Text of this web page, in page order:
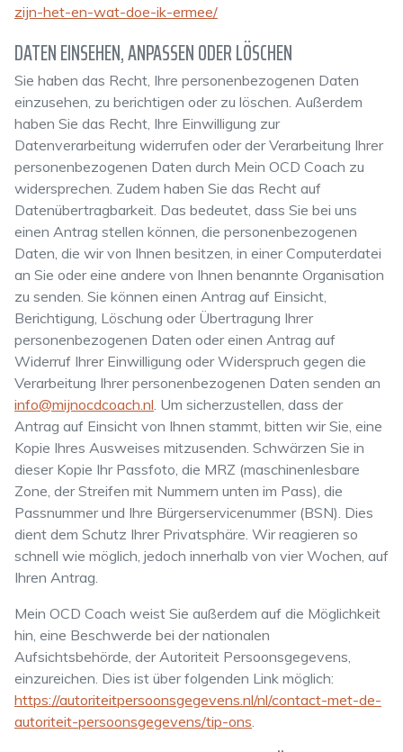
zijn-het-en-wat-doe-ik-ermee/
DATEN EINSEHEN, ANPASSEN ODER LÖSCHEN
Sie haben das Recht, Ihre personenbezogenen Daten
einzusehen, zu berichtigen oder zu löschen. Außerdem
haben Sie das Recht, Ihre Einwilligung zur
Datenverarbeitung widerrufen oder der Verarbeitung Ihrer
personenbezogenen Daten durch Mein OCD Coach zu
widersprechen. Zudem haben Sie das Recht auf
Datenübertragbarkeit. Das bedeutet, dass Sie bei uns
einen Antrag stellen können, die personenbezogenen
Daten, die wir von Ihnen besitzen, in einer Computerdatei
an Sie oder eine andere von Ihnen benannte Organisation
zu senden. Sie können einen Antrag auf Einsicht,
Berichtigung, Löschung oder Übertragung Ihrer
personenbezogenen Daten oder einen Antrag auf
Widerruf Ihrer Einwilligung oder Widerspruch gegen die
Verarbeitung Ihrer personenbezogenen Daten senden an
info@mijnocdcoach.nl. Um sicherzustellen, dass der
Antrag auf Einsicht von Ihnen stammt, bitten wir Sie, eine
Kopie Ihres Ausweises mitzusenden. Schwärzen Sie in
dieser Kopie Ihr Passfoto, die MRZ (maschinenlesbare
Zone, der Streifen mit Nummern unten im Pass), die
Passnummer und Ihre Bürgerservicenummer (BSN). Dies
dient dem Schutz Ihrer Privatsphäre. Wir reagieren so
schnell wie möglich, jedoch innerhalb von vier Wochen, auf
Ihren Antrag.
Mein OCD Coach weist Sie außerdem auf die Möglichkeit
hin, eine Beschwerde bei der nationalen
Aufsichtsbehörde, der Autoriteit Persoonsgegevens,
einzureichen. Dies ist über folgenden Link möglich:
https://autoriteitpersoonsgegevens.nl/nl/contact-met-de-
autoriteit-persoonsgegevens/tip-ons.